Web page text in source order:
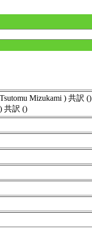
Mizukami ) 共訳 ()
共訳 ()